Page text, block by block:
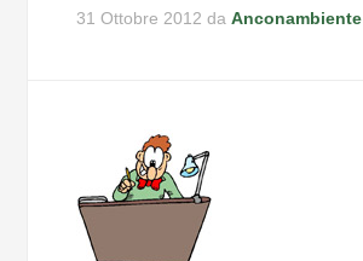
31 Ottobre 2012 daAnconambiente